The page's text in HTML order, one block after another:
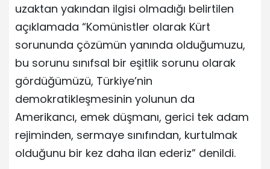
uzaktan yakından ilgisi olmadığı belirtilen
açıklamada “Komünistler olarak Kürt
sorununda çözümün yanında olduğumuzu,
bu sorunu sınıfsal bir eşitlik sorunu olarak
gördüğümüzü, Türkiye’nin
demokratikleşmesinin yolunun da
Amerikancı, emek düşmanı, gerici tek adam
rejiminden, sermaye sınıfından, kurtulmak
olduğunu bir kez daha ilan ederiz” denildi.